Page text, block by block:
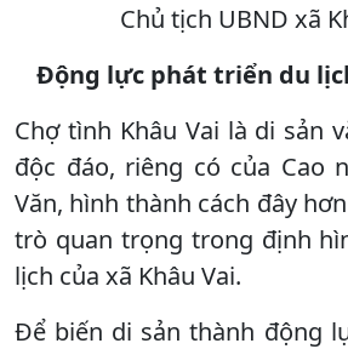
Chủ tịch UBND xã
Động lực phát triển du
Chợ tình Khâu Vai là di sản
độc đáo, riêng có của Cao
Văn, hình thành cách đây
trò quan trọng trong định
lịch của xã Khâu Vai.
Để biến di sản thành động